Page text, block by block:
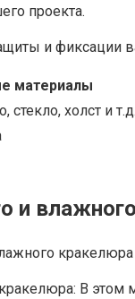
проекта.
и фиксации
материалы
стекло, холст и
и
В